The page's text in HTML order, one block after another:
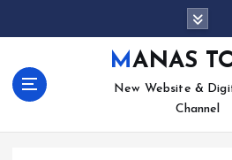
c
MANAS
New Website &
Channel